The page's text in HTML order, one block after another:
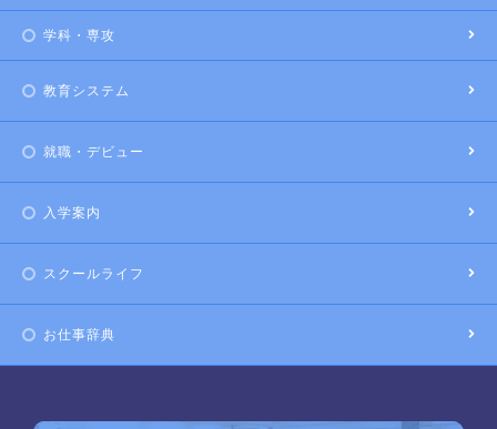
学科・専攻
教育システム
就職・デビュー
入学案内
スクールライフ
お仕事辞典